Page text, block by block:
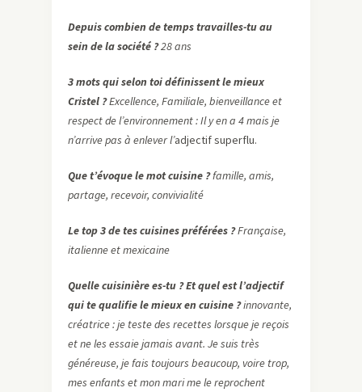
Depuis combien de temps travailles-tu au
sein de la société ?28 ans
3 mots qui selon toi définissent le mieux
Cristel ?Excellence, Familiale, bienveillance et
respect de l’environnement : Il y en a 4 mais je
n’arrive pas à enlever l’adjectif superflu.
Que t’évoque le mot cuisine ?famille, amis,
partage, recevoir, convivialité
Le top 3 de tes cuisines préférées ?Française,
italienne et mexicaine
Quelle cuisinière es-tu ? Et quel est l’adjectif
qui te qualifie le mieux en cuisine ?innovante,
créatrice : je teste des recettes lorsque je reçois
et ne les essaie jamais avant. Je suis très
généreuse, je fais toujours beaucoup, voire trop,
mes enfants et mon mari me le reprochent